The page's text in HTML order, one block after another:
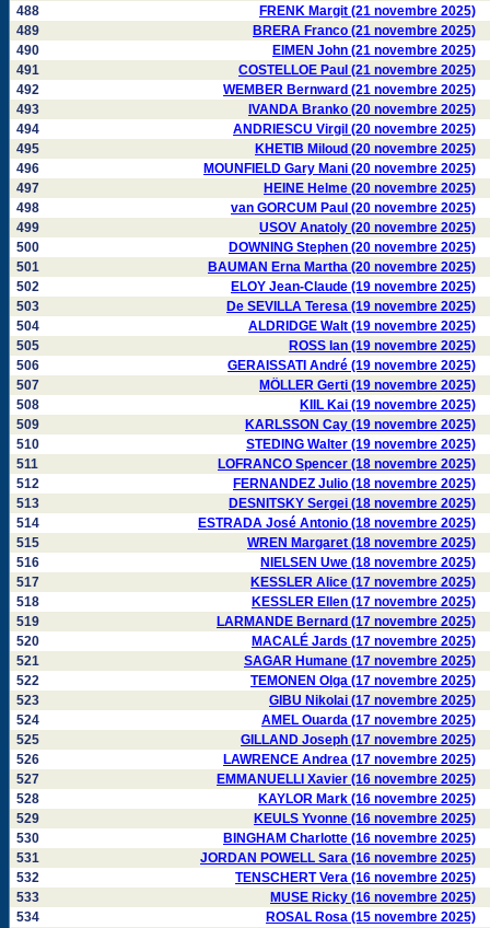
488
FRENK Margit (21 novembre 2025)
489
BRERA Franco (21 novembre 2025)
490
EIMEN John (21 novembre 2025)
491
COSTELLOE Paul (21 novembre 2025)
492
WEMBER Bernward (21 novembre 2025)
493
IVANDA Branko (20 novembre 2025)
494
ANDRIESCU Virgil (20 novembre 2025)
495
KHETIB Miloud (20 novembre 2025)
496
MOUNFIELD Gary Mani (20 novembre 2025)
497
HEINE Helme (20 novembre 2025)
498
van GORCUM Paul (20 novembre 2025)
499
USOV Anatoly (20 novembre 2025)
500
DOWNING Stephen (20 novembre 2025)
501
BAUMAN Erna Martha (20 novembre 2025)
502
ELOY Jean-Claude (19 novembre 2025)
503
De SEVILLA Teresa (19 novembre 2025)
504
ALDRIDGE Walt (19 novembre 2025)
505
ROSS Ian (19 novembre 2025)
506
GERAISSATI André (19 novembre 2025)
507
MÖLLER Gerti (19 novembre 2025)
508
KIIL Kai (19 novembre 2025)
509
KARLSSON Cay (19 novembre 2025)
510
STEDING Walter (19 novembre 2025)
511
LOFRANCO Spencer (18 novembre 2025)
512
FERNANDEZ Julio (18 novembre 2025)
513
DESNITSKY Sergei (18 novembre 2025)
514
ESTRADA José Antonio (18 novembre 2025)
515
WREN Margaret (18 novembre 2025)
516
NIELSEN Uwe (18 novembre 2025)
517
KESSLER Alice (17 novembre 2025)
518
KESSLER Ellen (17 novembre 2025)
519
LARMANDE Bernard (17 novembre 2025)
520
MACALÉ Jards (17 novembre 2025)
521
SAGAR Humane (17 novembre 2025)
522
TEMONEN Olga (17 novembre 2025)
523
GIBU Nikolai (17 novembre 2025)
524
AMEL Ouarda (17 novembre 2025)
525
GILLAND Joseph (17 novembre 2025)
526
LAWRENCE Andrea (17 novembre 2025)
527
EMMANUELLI Xavier (16 novembre 2025)
528
KAYLOR Mark (16 novembre 2025)
529
KEULS Yvonne (16 novembre 2025)
530
BINGHAM Charlotte (16 novembre 2025)
531
JORDAN POWELL Sara (16 novembre 2025)
532
TENSCHERT Vera (16 novembre 2025)
533
MUSE Ricky (16 novembre 2025)
534
ROSAL Rosa (15 novembre 2025)